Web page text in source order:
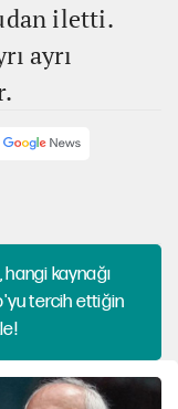
iletti.
ayrı
kaynağı
tercih ettiğin